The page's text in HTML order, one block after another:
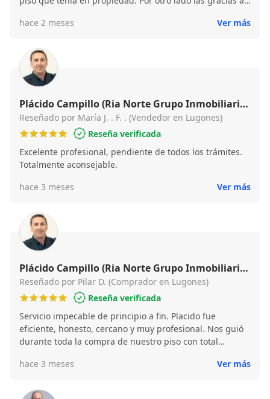
cada momento y hacerme las cosas mas faciles. Por lo
hacer publicación de una venta.
hace 2 meses Ver más
Plácido Campillo (Ria Norte Grupo Inmobiliario
- Oviedo - Lugones)
Reseñado por María J. . F. . (Vendedor en Lugones)
Reseña verificada
Excelente profesional, pendiente de todos los trámites.
Totalmente aconsejable.
hace 3 meses
Ver más
Plácido Campillo (Ria Norte Grupo Inmobiliario
- Oviedo - Lugones)
Reseñado por Pilar D. (Comprador en Lugones)
Reseña verificada
Servicio impecable de principio a fin. Placido fue
eficiente, honesto, cercano y muy profesional. Nos guió
durante toda la compra de nuestro piso con total
él/ella y lo recomendamos al 100%.
hace 3 meses Ver más